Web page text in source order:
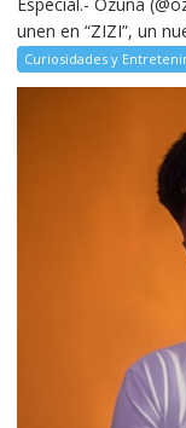
unen en “ZIZI”, un
Curiosidades y